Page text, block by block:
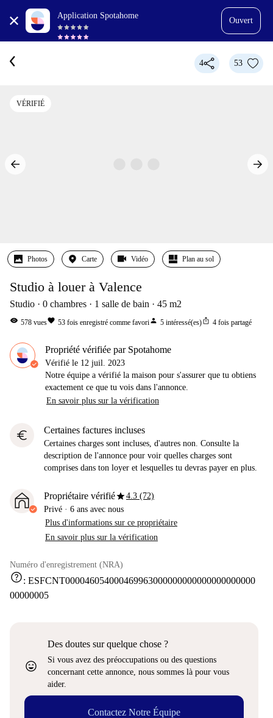
Application Spotahome
Ouvert
4 53
VÉRIFIÉ
Photos Carte Vidéo Plan au sol
Studio à louer à Valence
Studio 0 chambres 1 salle de bain 45 m2
visibility 578 vuesfavorite 53 fois enregistré comme favoriperson 5 intéressé(es)ios_share 4 fois partagé
Propriété vérifiée par Spotahome
Vérifié le 12 juil. 2023
Notre équipe a vérifié la maison pour s'assurer que tu obtiens
exactement ce que tu vois dans l'annonce.
En savoir plus sur la vérification
euro Certaines factures incluses
Certaines charges sont incluses, d'autres non. Consulte la
description de l'annonce pour voir quelles charges sont
comprises dans ton loyer et lesquelles tu devras payer en plus.
Propriétaire vérifiéstar4.3 (72)
Privé · 6 ans avec nous
Plus d'informations sur ce propriétaire
En savoir plus sur la vérification
Numéro d'enregistrement (NRA)
help: ESFCNT000046054000469963000000000000000000000
00000005
sentiment_very_satisfied
Des doutes sur quelque chose ?
Si vous avez des préoccupations ou des questions
concernant cette annonce, nous sommes là pour vous
aider.
Contactez Notre Équipe